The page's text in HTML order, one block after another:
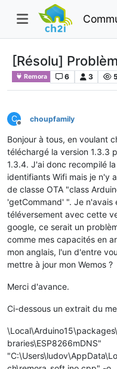
[Résolu]
Remora 6 3
C
Offline
choupfamily
Bonjour à tous, en voulant
téléchargé la version 1.3.3
1.3.4. J'ai donc recompilé
identifiants Wifi mais je n'y
de classe OTA "class
'getCommand' ". Je n'avais
téléversement avec cette
google, ce serait un
comme mes capacités en
mon anglais, l'un d'entre
mettre à jour mon Wemos ?
Merci d'avance.
Ci-dessous un extrait du
braries\ESP8266mDNS"